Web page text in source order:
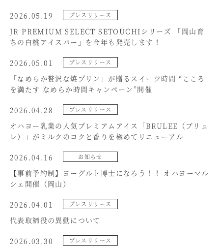
2026.05.19 プレスリリース
JR PREMIUM SELECT SETOUCHIシリーズ 「岡山育
ちの白桃アイスバー」を今年も発売します！
2026.05.01 プレスリリース
「なめらか贅沢な焼プリン」が贈るスイーツ時間 “こころ
を満たす なめらか時間キャンペーン”開催
2026.04.28 プレスリリース
オハヨー乳業の人気プレミアムアイス「BRULEE（ブリュ
レ）」がミルクのコクと香りを極めてリニューアル
2026.04.16 お知らせ
【事前予約制】ヨーグルト博士になろう！！​ オハヨーマル
シェ開催​（岡山）
2026.04.01 プレスリリース
代表取締役の異動について
2026.03.30 プレスリリース